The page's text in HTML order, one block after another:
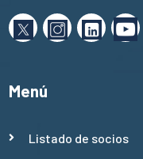
Menú
Listado de socios